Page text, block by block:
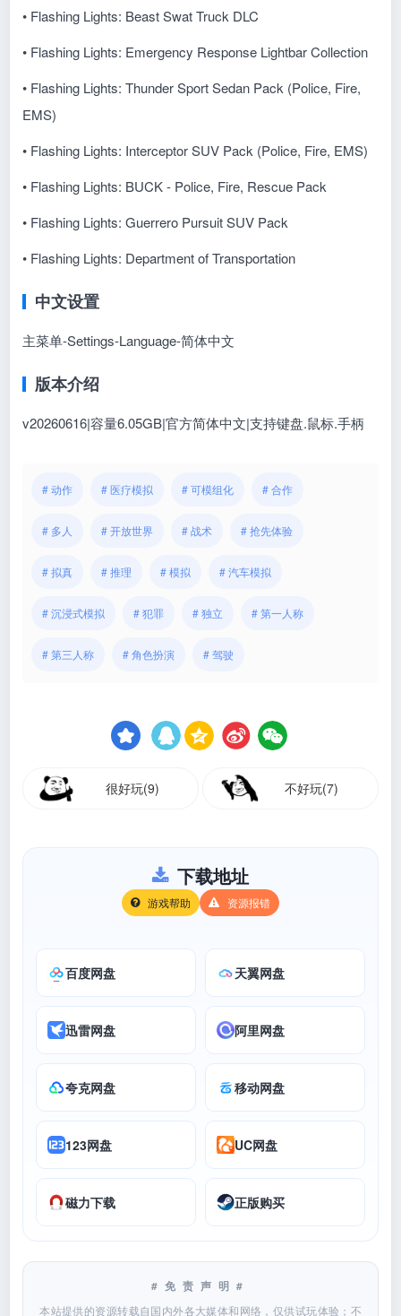
• Flashing Lights: Beast Swat Truck DLC
• Flashing Lights: Emergency Response Lightbar Collection
• Flashing Lights: Thunder Sport Sedan Pack (Police, Fire,
EMS)
• Flashing Lights: Interceptor SUV Pack (Police, Fire, EMS)
• Flashing Lights: BUCK - Police, Fire, Rescue Pack
• Flashing Lights: Guerrero Pursuit SUV Pack
• Flashing Lights: Department of Transportation
中文设置
主菜单-Settings-Language-简体中文
版本介绍
v20260616|容量6.05GB|官方简体中文|支持键盘.鼠标.手柄
# 动作 # 医疗模拟 # 可模组化 # 合作
# 多人 # 开放世界 # 战术 # 抢先体验
# 拟真 # 推理 # 模拟 # 汽车模拟
# 沉浸式模拟 # 犯罪 # 独立 # 第一人称
# 第三人称 # 角色扮演 # 驾驶
很好玩(9) 不好玩(7)
下载地址
游戏帮助 资源报错
百度网盘 天翼网盘
迅雷网盘 阿里网盘
夸克网盘 移动网盘
123网盘 UC网盘
磁力下载 正版购买
#免责声明#
本站提供的资源转载自国内外各大媒体和网络，仅供试玩体验；不